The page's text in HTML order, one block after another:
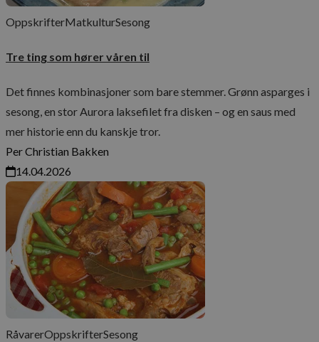
OppskrifterMatkulturSesong
Tre ting som hører våren til
Det finnes kombinasjoner som bare stemmer. Grønn asparges i
sesong, en stor Aurora laksefilet fra disken – og en saus med
mer historie enn du kanskje tror.
Per Christian Bakken
14.04.2026
RåvarerOppskrifterSesong